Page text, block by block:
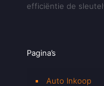
efficiëntie de
Pagina’s
Auto Inkoop